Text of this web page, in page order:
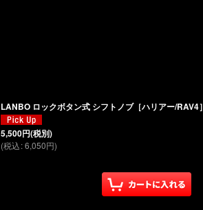
LANBO ロックボタン式 シフトノブ［ハリアー/RAV4］
5,500円(税別)
(税込:6,050円)